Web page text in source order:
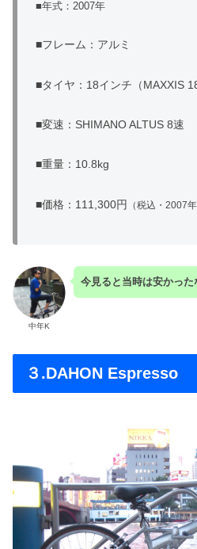
■年式：2007年
■フレーム：アルミ
■タイヤ：18インチ（MAXXIS
■変速：SHIMANO ALTUS 8速
■重量：10.8kg
■価格：111,300円 （税込・2007年
中年K
今見ると当時は安かった
３.DAHON Espresso